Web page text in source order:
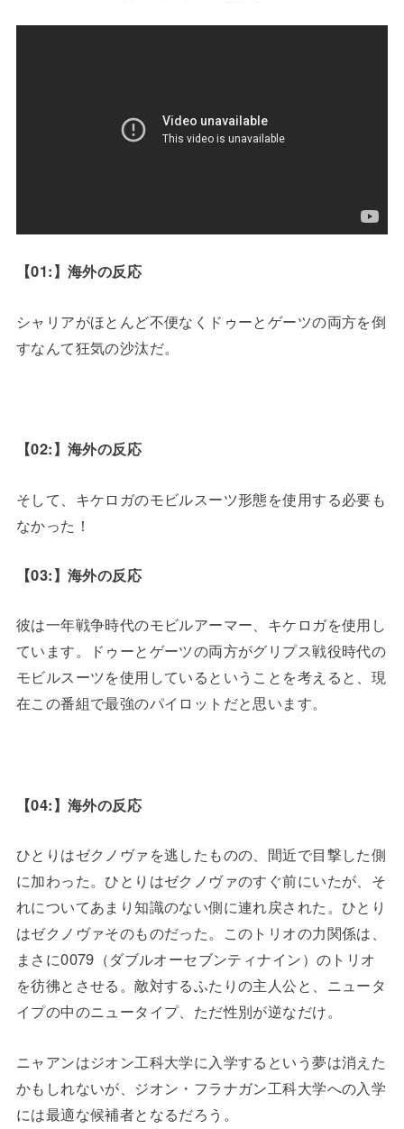
【01:】海外の反応
シャリアがほとんど不便なくドゥーとゲーツの両方を倒
すなんて狂気の沙汰だ。
【02:】海外の反応
そして、キケロガのモビルスーツ形態を使用する必要も
なかった！
【03:】海外の反応
彼は一年戦争時代のモビルアーマー、キケロガを使用し
ています。ドゥーとゲーツの両方がグリプス戦役時代の
モビルスーツを使用しているということを考えると、現
在この番組で最強のパイロットだと思います。
【04:】海外の反応
ひとりはゼクノヴァを逃したものの、間近で目撃した側
に加わった。ひとりはゼクノヴァのすぐ前にいたが、そ
れについてあまり知識のない側に連れ戻された。ひとり
はゼクノヴァそのものだった。このトリオの力関係は、
まさに0079（ダブルオーセブンティナイン）のトリオ
を彷彿とさせる。敵対するふたりの主人公と、ニュータ
イプの中のニュータイプ、ただ性別が逆なだけ。
ニャアンはジオン工科大学に入学するという夢は消えた
かもしれないが、ジオン・フラナガン工科大学への入学
には最適な候補者となるだろう。